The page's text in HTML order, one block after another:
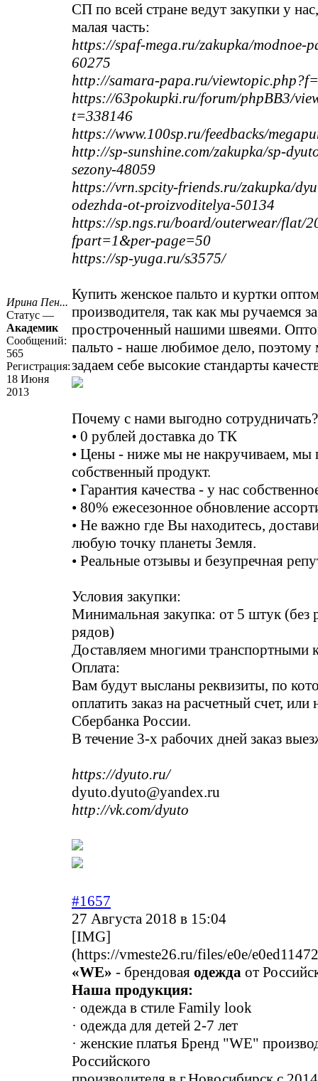
Ирина Пен...
Статус —
Академик
Сообщений:
565
Регистрация:
18 Июня
2013
СП по всей стране ведут закупки у
малая часть:
https://spaf-mega.ru/zakupka/modnoe-
60275
http://samara-papa.ru/
https://63pokupki.ru/forum/phpBB3/
t=338146
https://www.100sp.ru/feedbacks/
http://sp-sunshine.com/zakupka/sp-
sezony-48059
https://vrn.spcity-friends.ru/zakupka/
odezhda-ot-proizvoditelya-50134
https://sp.ngs.ru/board/outerwear/flat/
fpart=1&per-page=50
https://sp-yuga.ru/s3575/
Купить женское пальто и куртки
производителя, так как мы ручаемся
простроченный нашими швеями.
пальто - наше любимое дело, поэтому
задаем себе высокие стандарты
Почему с нами выгодно сотрудничать?
• 0 рублей доставка до ТК
• Цены - ниже мы не накручиваем, мы
собственный продукт.
• Гарантия качества - у нас
• 80% ежесезонное обновление
• Не важно где Вы находитесь,
любую точку планеты Земля.
• Реальные отзывы и безупречная
Условия закупки:
Минимальная закупка: от 5 штук (без
рядов)
Доставляем многими транспортными
Оплата:
Вам будут высланы реквизиты, по
оплатить заказ на расчетный счет, или
Сбербанка России.
В течение 3-х рабочих дней заказ
https://dyuto.ru/
dyuto.dyuto@yandex.ru
http://vk.com/dyuto
#1657
27 Августа 2018 в 15:04
[IMG]
(https://vmeste26.ru/files/e0e/
«WE» - брендовая одежда от
Наша продукция:
· одежда в стиле Family look
· одежда для детей 2-7 лет
· женские платья Бренд "WE"
Российского